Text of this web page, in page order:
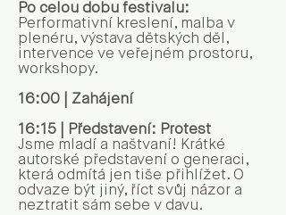
Po celou dobu festivalu:
Performativní kreslení, malba v
plenéru, výstava dětských děl,
intervence ve veřejném prostoru,
workshopy.
16:00 | Zahájení
16:15 | Představení: Protest
Jsme mladí a naštvaní! Krátké
autorské představení o generaci,
která odmítá jen tiše přihlížet. O
odvaze být jiný, říct svůj názor a
neztratit sám sebe v davu.